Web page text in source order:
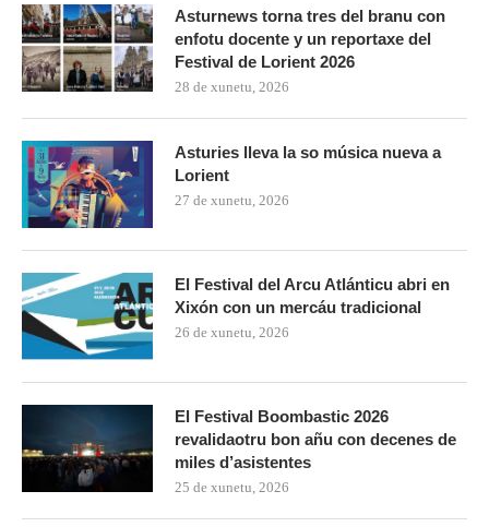
Asturnews torna tres del branu con
enfotu docente y un reportaxe del
Festival de Lorient 2026
28 de xunetu, 2026
Asturies lleva la so música nueva a
Lorient
27 de xunetu, 2026
El Festival del Arcu Atlánticu abri en
Xixón con un mercáu tradicional
26 de xunetu, 2026
El Festival Boombastic 2026
revalidaotru bon añu con decenes de
miles d’asistentes
25 de xunetu, 2026